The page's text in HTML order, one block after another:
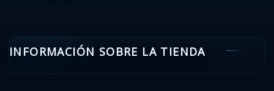
INFORMACIÓN SOBRE LA TIENDA